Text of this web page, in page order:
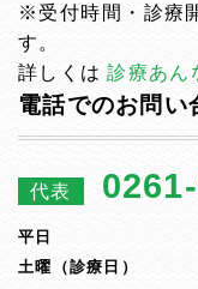
※受付時間・診療
す。
詳しくは診療あん
電話でのお問い
代表
平日
土曜（診療日）